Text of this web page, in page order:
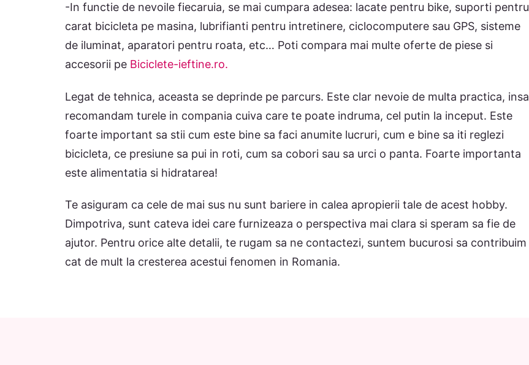
-In functie de nevoile fiecaruia, se mai cumpara adesea: lacate pentru bike, suporti pentru
carat bicicleta pe masina, lubrifianti pentru intretinere, ciclocomputere sau GPS, sisteme
de iluminat, aparatori pentru roata, etc… Poti compara mai multe oferte de piese si
accesorii pe Biciclete-ieftine.ro.
Legat de tehnica, aceasta se deprinde pe parcurs. Este clar nevoie de multa practica, insa
recomandam turele in compania cuiva care te poate indruma, cel putin la inceput. Este
foarte important sa stii cum este bine sa faci anumite lucruri, cum e bine sa iti reglezi
bicicleta, ce presiune sa pui in roti, cum sa cobori sau sa urci o panta. Foarte importanta
este alimentatia si hidratarea!
Te asiguram ca cele de mai sus nu sunt bariere in calea apropierii tale de acest hobby.
Dimpotriva, sunt cateva idei care furnizeaza o perspectiva mai clara si speram sa fie de
ajutor. Pentru orice alte detalii, te rugam sa ne contactezi, suntem bucurosi sa contribuim
cat de mult la cresterea acestui fenomen in Romania.